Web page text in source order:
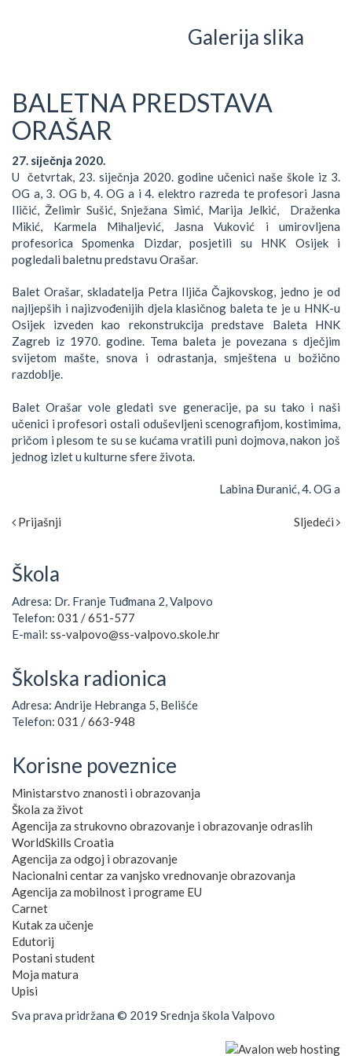
Galerija slika
BALETNA PREDSTAVA
ORAŠAR
27. siječnja 2020.
U četvrtak, 23. siječnja 2020. godine učenici naše škole iz 3.
OG a, 3. OG b, 4. OG a i 4. elektro razreda te profesori Jasna
Iličić, Želimir Sušić, Snježana Simić, Marija Jelkić, Draženka
Mikić, Karmela Mihaljević, Jasna Vuković i umirovljena
profesorica Spomenka Dizdar, posjetili su HNK Osijek i
pogledali baletnu predstavu Orašar.
Balet Orašar, skladatelja Petra Iljiča Čajkovskog, jedno je od
najljepših i najizvođenijih djela klasičnog baleta te je u HNK-u
Osijek izveden kao rekonstrukcija predstave Baleta HNK
Zagreb iz 1970. godine. Tema baleta je povezana s dječjim
svijetom mašte, snova i odrastanja, smještena u božično
razdoblje.
Balet Orašar vole gledati sve generacije, pa su tako i naši
učenici i profesori ostali oduševljeni scenografijom, kostimima,
pričom i plesom te su se kućama vratili puni dojmova, nakon još
jednog izlet u kulturne sfere života.
Labina Đuranić, 4. OG a
Prijašnji Sljedeći
Škola
Adresa: Dr. Franje Tuđmana 2, Valpovo
Telefon: 031 / 651-577
E-mail: ss-valpovo@ss-valpovo.skole.hr
Školska radionica
Adresa: Andrije Hebranga 5, Belišće
Telefon: 031 / 663-948
Korisne poveznice
Ministarstvo znanosti i obrazovanja
Škola za život
Agencija za strukovno obrazovanje i obrazovanje odraslih
WorldSkills Croatia
Agencija za odgoj i obrazovanje
Nacionalni centar za vanjsko vrednovanje obrazovanja
Agencija za mobilnost i programe EU
Carnet
Kutak za učenje
Edutorij
Postani student
Moja matura
Upisi
Sva prava pridržana © 2019 Srednja škola Valpovo